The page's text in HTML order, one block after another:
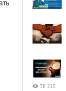
38 215